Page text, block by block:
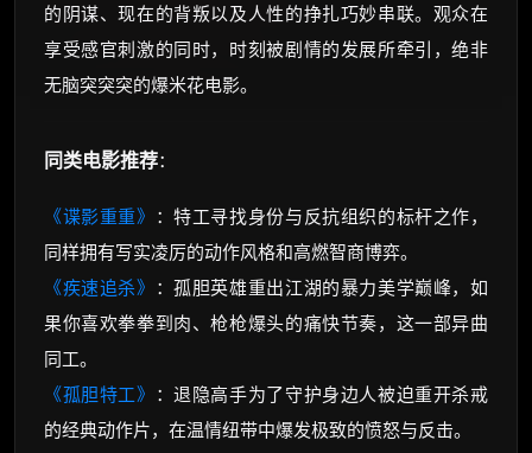
的阴谋、现在的背叛以及人性的挣扎巧妙串联。观众在
享受感官刺激的同时，时刻被剧情的发展所牵引，绝非
无脑突突突的爆米花电影。
同类电影推荐：
《谍影重重》 ：特工寻找身份与反抗组织的标杆之作，
同样拥有写实凌厉的动作风格和高燃智商博弈。
《疾速追杀》 ：孤胆英雄重出江湖的暴力美学巅峰，如
果你喜欢拳拳到肉、枪枪爆头的痛快节奏，这一部异曲
同工。
《孤胆特工》 ：退隐高手为了守护身边人被迫重开杀戒
的经典动作片，在温情纽带中爆发极致的愤怒与反击。